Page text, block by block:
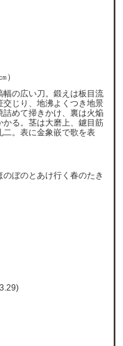
幅の広い刀。鍛えは板目流
交じり、地沸よくつき地景
詰めて掃きかけ、裏は火焔
かる。茎は大磨上、鑢目筋
二。表に金象嵌で歌を表
のぼのとあけ行く春のたき